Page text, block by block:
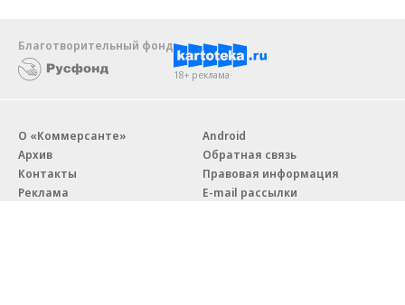
Благотворительный фонд
18+ реклама
О «Коммерсанте»
Архив
Контакты
Реклама
Android
Обратная связь
Правовая информация
E-mail рассылки